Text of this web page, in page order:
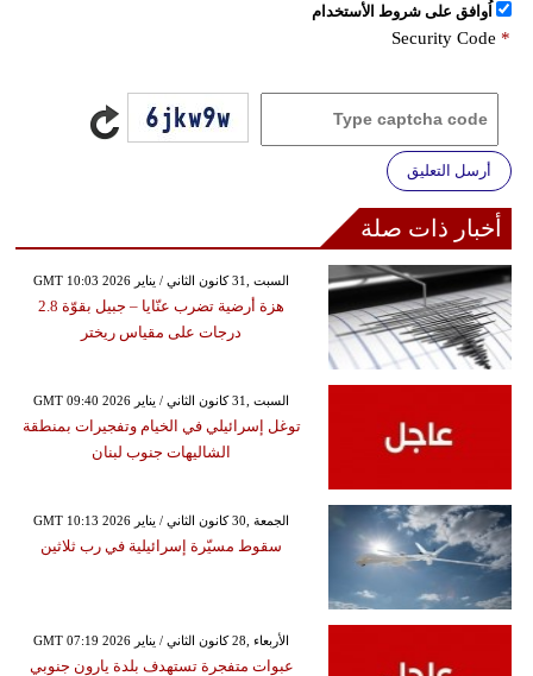
اُوافق على شروط الأستخدام
Security Code *
أرسل التعليق
أخبار ذات صلة
GMT 10:03 2026 السبت ,31 كانون الثاني / يناير
هزة أرضية تضرب عنّايا – جبيل بقوّة 2.8
درجات على مقياس ريختر
GMT 09:40 2026 السبت ,31 كانون الثاني / يناير
توغل إسرائيلي في الخيام وتفجيرات بمنطقة
الشاليهات جنوب لبنان
GMT 10:13 2026 الجمعة ,30 كانون الثاني / يناير
سقوط مسيّرة إسرائيلية في رب ثلاثين
GMT 07:19 2026 الأربعاء ,28 كانون الثاني / يناير
عبوات متفجرة تستهدف بلدة يارون جنوبي